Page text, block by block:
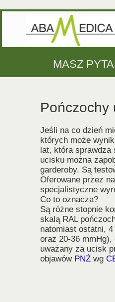
MASZ
Pończochy
Jeśli na co dzień
których może
lat, która sprawdza
ucisku można
garderoby. Są
Oferowane przez
specjalistyczne
Co to oznacza?
Są różne stopnie
skalą RAL
natomiast ostatni,
oraz 20-36
uważany za ucisk
objawów PNŻ wg